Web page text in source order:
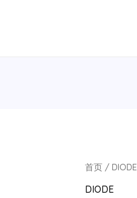
首页 /DIODE
DIODE